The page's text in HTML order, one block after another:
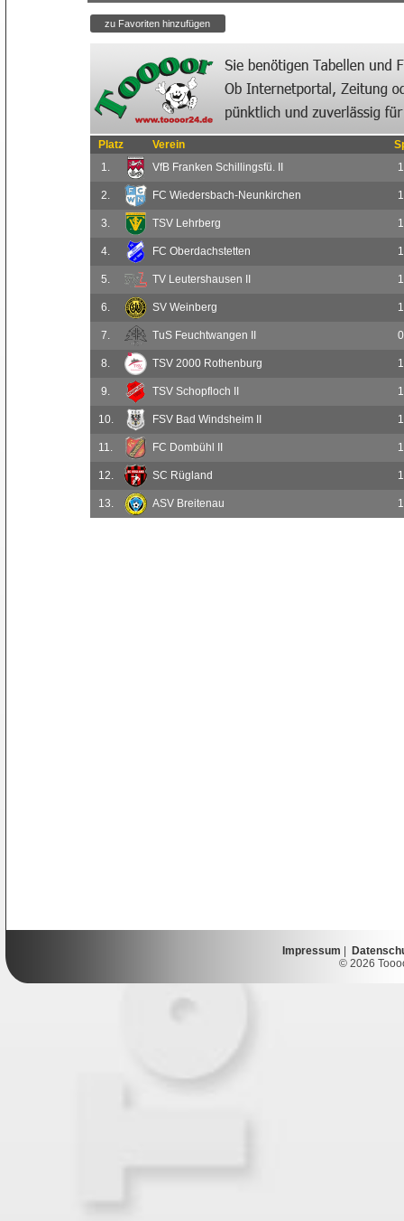
Platz Verein
1.
VfB Franken Schillingsfü. II 1
2. FC Wiedersbach-Neunkirchen 1
3. TSV Lehrberg 1
4. FC Oberdachstetten 1
5. TV Leutershausen II 1
6. SV Weinberg 1
7. TuS Feuchtwangen II 0
8. TSV 2000 Rothenburg 1
9. TSV Schopfloch II 1
10. FSV Bad Windsheim II 1
11. FC Dombühl II 1
12. SC Rügland 1
13. ASV Breitenau 1
Impressum
© 2026